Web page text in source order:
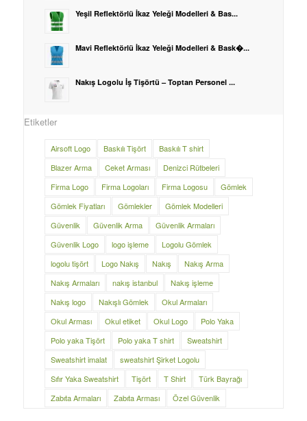
Yeşil Reflektörlü İkaz Yeleği Modelleri & Bas...
Mavi Reflektörlü İkaz Yeleği Modelleri & Bask�...
Nakış Logolu İş Tişörtü – Toptan Personel ...
Etiketler
Airsoft Logo Baskılı Tişört
Baskılı T shirt
Blazer Arma
Ceket Arması
Denizci Rütbeleri
Firma Logo
Firma Logoları Firma Logosu
Gömlek
Gömlek Fiyatları
Gömlekler
Gömlek Modelleri
Güvenlik
Güvenlik Arma
Güvenlik Armaları
Güvenlik Logo
logo işleme
Logolu Gömlek
logolu tişört
Logo Nakış Nakış
Nakış Arma
Nakış Armaları
nakış istanbul
Nakış işleme
Nakış logo
Nakışlı Gömlek
Okul Armaları
Okul Arması
Okul etiket Okul Logo
Polo Yaka
Polo yaka Tişört
Polo yaka T shirt
Sweatshirt
Sweatshirt imalat
sweatshirt Şirket Logolu
Sıfır Yaka Sweatshirt
Tişört T Shirt
Türk Bayrağı
Zabıta Armaları
Zabıta Arması Özel Güvenlik